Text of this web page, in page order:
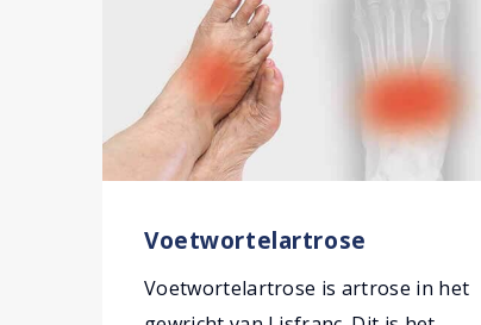
Voetwortelartrose
Voetwortelartrose is artrose in het